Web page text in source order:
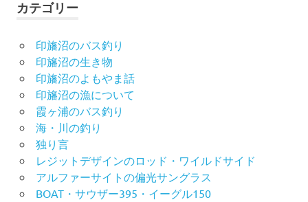
カテゴリー
印旛沼のバス釣り
印旛沼の生き物
印旛沼のよもやま話
印旛沼の漁について
霞ヶ浦のバス釣り
海・川の釣り
独り言
レジットデザインのロッド・ワイルドサイド
アルファーサイトの偏光サングラス
BOAT・サウザー395・イーグル150